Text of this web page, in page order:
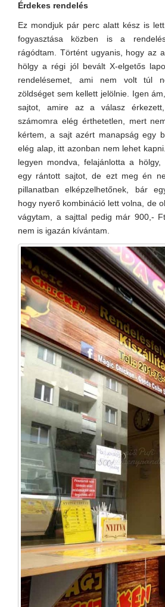
Érdekes rendelés
Ez mondjuk pár perc alatt kész is
fogyasztása közben is a
rágódtam. Történt ugyanis, hogy az
hölgy a régi jól bevált X-elgetős
rendelésemet, ami nem volt túl
zöldséget sem kellett jelölnie. Igen
sajtot, amire az a válasz
számomra elég érthetetlen, mert
kértem, a sajt azért manapság egy
elég alap, itt azonban nem lehet
legyen mondva, felajánlotta a hölgy,
egy rántott sajtot, de ezt meg én
pillanatban elképzelhetőnek, bár
hogy nyerő kombináció lett volna, de
vágytam, a sajttal pedig már 900,-
nem is igazán kívántam.